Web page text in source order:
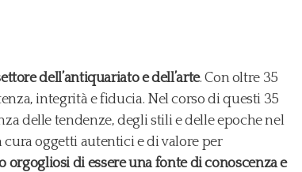
dell’antiquariato e dell’arte. Con oltre 35
integrità e fiducia. Nel corso di questi 35
delle tendenze, degli stili e delle epoche nel
cura oggetti autentici e di valore per
di essere una fonte di conoscenza e